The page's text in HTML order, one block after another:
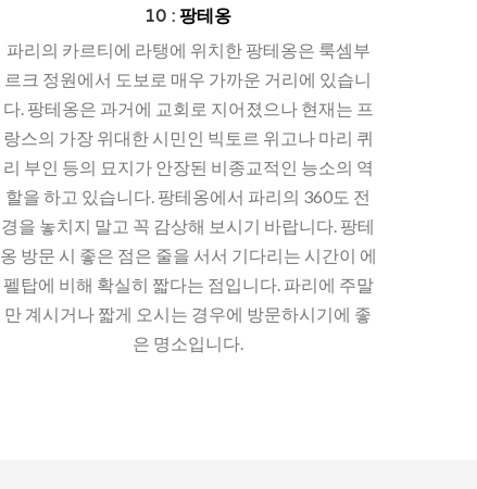
10 :팡테옹
파리의 카르티에 라탱에 위치한 팡테옹은 룩셈부
르크 정원에서 도보로 매우 가까운 거리에 있습니
다. 팡테옹은 과거에 교회로 지어졌으나 현재는 프
랑스의 가장 위대한 시민인 빅토르 위고나 마리 퀴
리 부인 등의 묘지가 안장된 비종교적인 능소의 역
할을 하고 있습니다. 팡테옹에서 파리의 360도 전
경을 놓치지 말고 꼭 감상해 보시기 바랍니다. 팡테
옹 방문 시 좋은 점은 줄을 서서 기다리는 시간이 에
펠탑에 비해 확실히 짧다는 점입니다. 파리에 주말
만 계시거나 짧게 오시는 경우에 방문하시기에 좋
은 명소입니다.